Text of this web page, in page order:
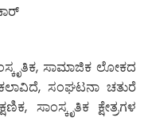
ಸಾಮಾಜಿಕ ಲೋಕದ
ಸಂಘಟನಾ ಚತುರೆ
ಸಾಂಸ್ಕೃತಿಕ ಕ್ಷೇತ್ರಗಳ